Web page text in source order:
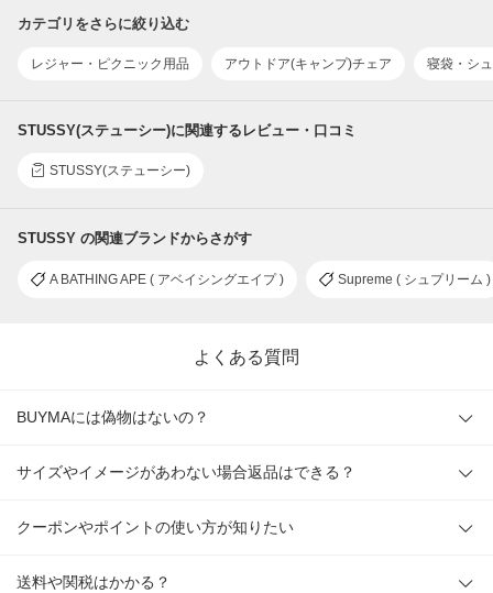
カテゴリをさらに絞り込む
レジャー・ピクニック用品 アウトドア(キャンプ)チェア 寝袋・シ
STUSSY(ステューシー)に関連するレビュー・口コミ
STUSSY(ステューシー)
STUSSY の関連ブランドからさがす
A BATHING APE ( アベイシングエイプ ) Supreme ( シュプリーム )
よくある質問
BUYMAには偽物はないの？
サイズやイメージがあわない場合返品はできる？
クーポンやポイントの使い方が知りたい
送料や関税はかかる？